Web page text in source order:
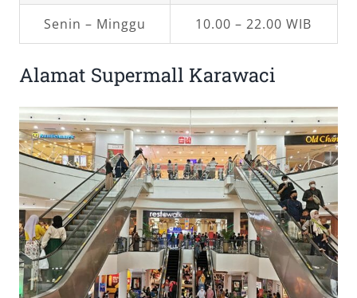
Senin – Minggu 10.00 – 22.00 WIB
Alamat Supermall Karawaci